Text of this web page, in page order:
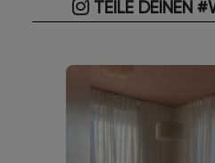
TEILE DEINEN